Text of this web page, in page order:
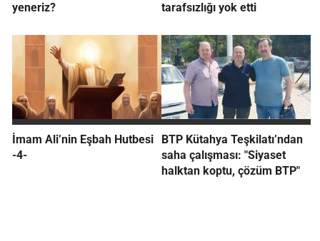
yeneriz?
tarafsızlığı yok etti
İmam Ali’nin Eşbah Hutbesi
-4-
BTP Kütahya Teşkilatı’ndan
saha çalışması: "Siyaset
halktan koptu, çözüm BTP"